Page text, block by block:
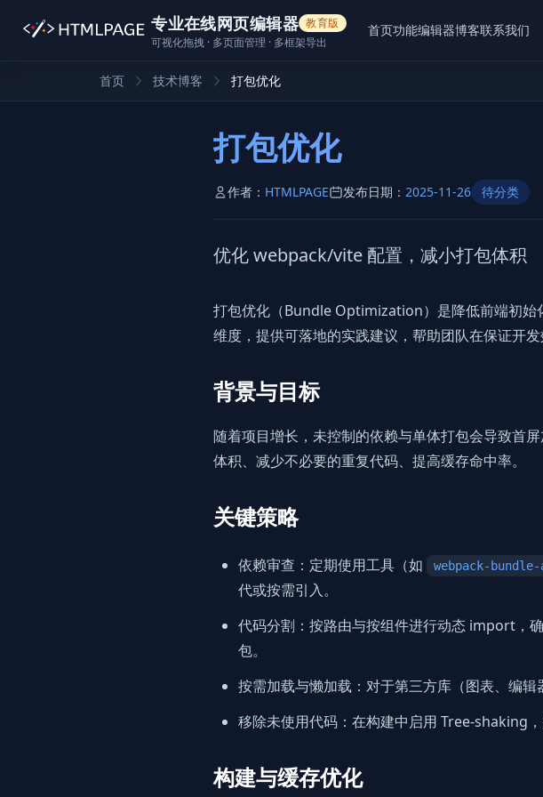
专业在线网页编辑器 教育版
可视化拖拽 · 多页面管理 · 多框架导出
首页功能编辑器博客联系我们
首页 技术博客 打包优化
打包优化
作者： HTMLPAGE 发布日期： 2025-11-26 待分类
优化 webpack/vite 配置，减小打包体积
打包优化（Bundle Optimization）是降低前端初始
维度，提供可落地的实践建议，帮助团队在保证开发
背景与目标
随着项目增长，未控制的依赖与单体打包会导致首
体积、减少不必要的重复代码、提高缓存命中率。
关键策略
依赖审查：定期使用工具（如 webpack-
代或按需引入。
代码分割：按路由与按组件进行动态 import，
包。
按需加载与懒加载：对于第三方库（图表、编辑
移除未使用代码：在构建中启用 Tree-shaking
构建与缓存优化